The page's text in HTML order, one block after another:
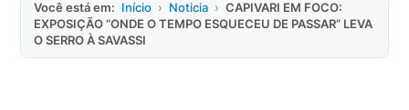
Você está em: Início › Noticia › CAPIVARI EM FOCO:
EXPOSIÇÃO “ONDE O TEMPO ESQUECEU DE PASSAR” LEVA
O SERRO À SAVASSI